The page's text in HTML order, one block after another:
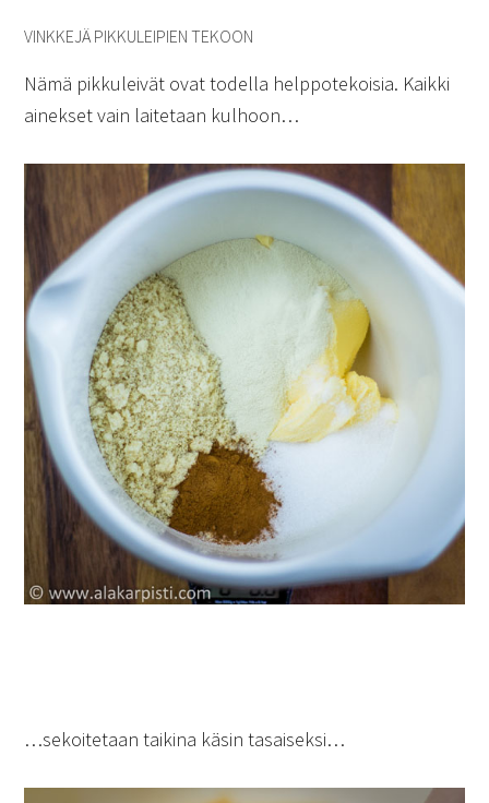
VINKKEJÄ PIKKULEIPIEN TEKOON
Nämä pikkuleivät ovat todella helppotekoisia. Kaikki
ainekset vain laitetaan kulhoon…
…sekoitetaan taikina käsin tasaiseksi…